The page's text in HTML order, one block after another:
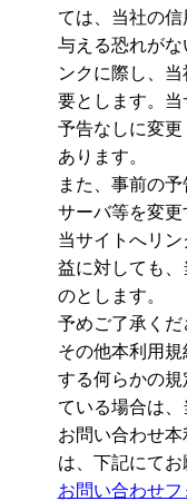
ては、当社の
与える恐れがな
ンクに際し、
要とします。
予告なしに変
あります。
また、事前の
サーバ等を変更
当サイトへリ
益に対しても
のとします。
予めご了承くだ
その他本利用
する何らかの
ている場合は、
お問い合わせ
は、下記にてお
お問い合わせフ